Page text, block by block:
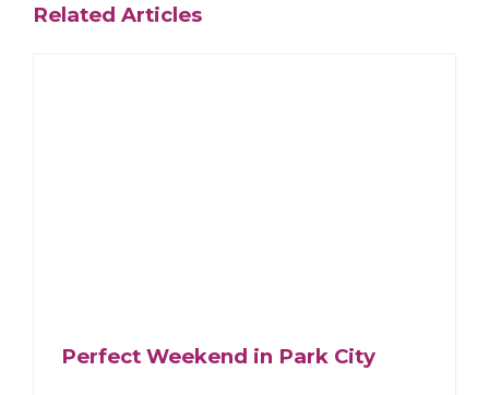
Related Articles
Perfect Weekend in Park City